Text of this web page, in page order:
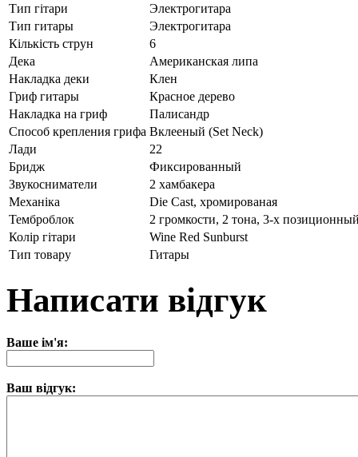
Тип гітари
Электрогитара
Тип гитары
Электрогитара
Кількість струн
6
Дека
Американская липа
Накладка деки
Клен
Гриф гитары
Красное дерево
Накладка на гриф
Палисандр
Способ крепления грифа Вклееный (Set Neck)
Лади
22
Бридж
Фиксированный
Звукосниматели
2 хамбакера
Механіка
Die Cast, хромированая
Темброблок
2 громкости, 2 тона, 3-х
Колір гітари
Wine Red Sunburst
Тип товару
Гитары
Написати відгук
Ваше ім'я:
Ваш відгук: